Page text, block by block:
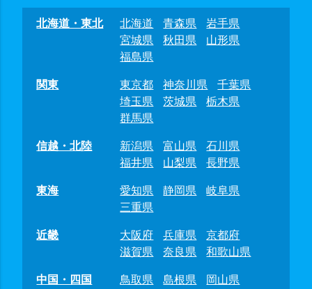
北海道・東北 北海道 青森県
岩手県
宮城県
秋田県
山形県
福島県
関東
東京都 神奈川県
千葉県
埼玉県
茨城県
栃木県
群馬県
信越・北陸
新潟県 富山県
石川県
福井県
山梨県
長野県
東海
愛知県 静岡県
岐阜県
三重県
近畿
大阪府 兵庫県
京都府
滋賀県
奈良県
和歌山県
中国・四国
鳥取県 島根県
岡山県